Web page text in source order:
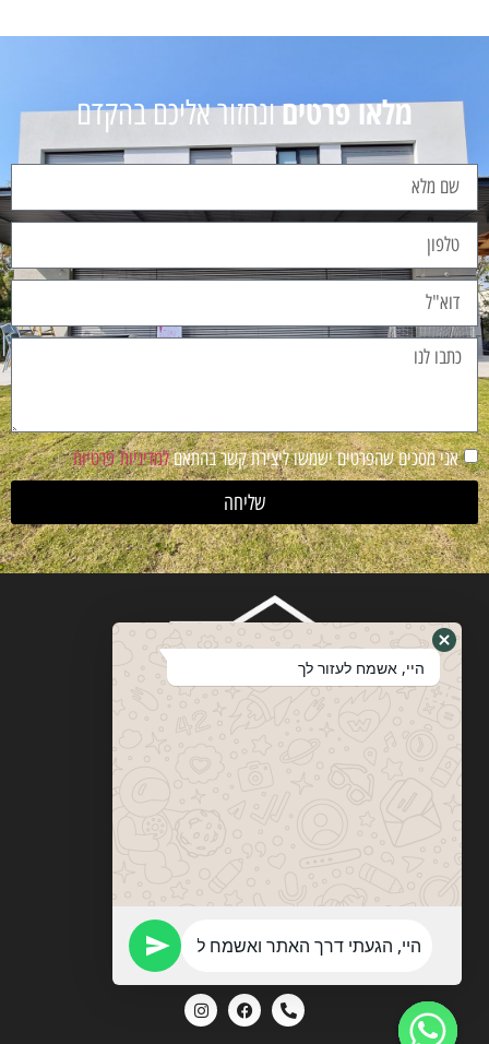
מלאו פרטיםונחזור אליכם בהקדם
אני מסכים שהפרטים ישמשו ליצירת קשר בהתאםלמדיניות פרטיות
שליחה
vitebskys@gmail.com
היי, אשמח לעזור לך